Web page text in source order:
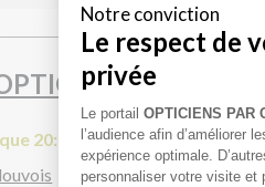
AUDITION
20:00
Notre conviction
Le respect de
privée
Plateforme de
Le portail OPTICIENS PAR
l’audience afin d’améliorer
expérience optimale.
personnaliser votre visite et